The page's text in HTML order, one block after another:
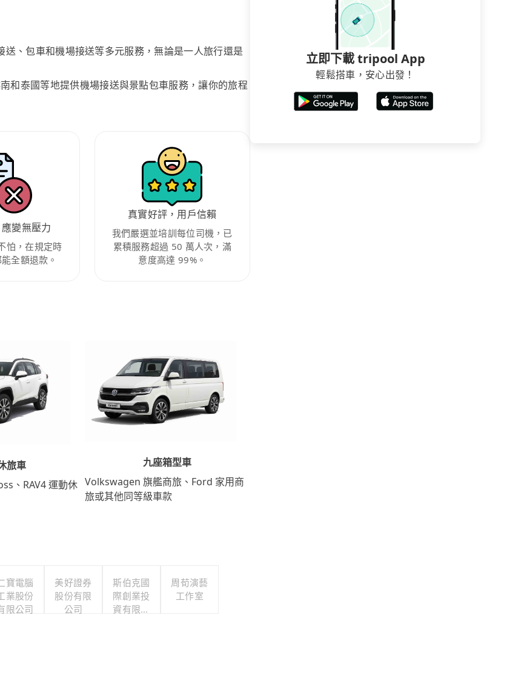
、包車和機場接送等多元服務，無論是一人旅行還是
和泰國等地提供機場接送與景點包車服務，讓你的旅程
變無壓力
怕，在規定時
全額退款。
真實好評，用戶信賴
我們嚴選並培訓每位司機，已
累積服務超過 50 萬人次，滿
意度高達 99%。
旅車
、RAV4 運動休
九座箱型車
Volkswagen 旗艦商旅、Ford 家用商
旅或其他同等級車款
寶電腦
業股份
限公司
美好證券
股份有限
公司
斯伯克國
際創業投
資有限公
周荀演藝
工作室
立即下載 tripool App
輕鬆搭車，安心出發！